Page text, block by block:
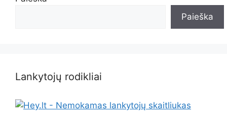
Paieška
Lankytojų rodikliai